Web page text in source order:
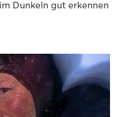
Dunkeln gut erkennen